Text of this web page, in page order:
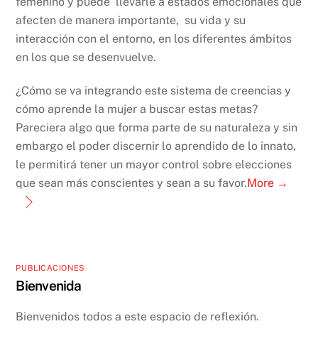
afecten de manera importante, su vida y su
interacción con el entorno, en los diferentes ámbitos
en los que se desenvuelve.
¿Cómo se va integrando este sistema de creencias y
cómo aprende la mujer a buscar estas metas?
Pareciera algo que forma parte de su naturaleza y sin
embargo el poder discernir lo aprendido de lo innato,
le permitirá tener un mayor control sobre elecciones
que sean más conscientes y sean a su favor.More →
PUBLICACIONES
Bienvenida
Bienvenidos todos a este espacio de reflexión.